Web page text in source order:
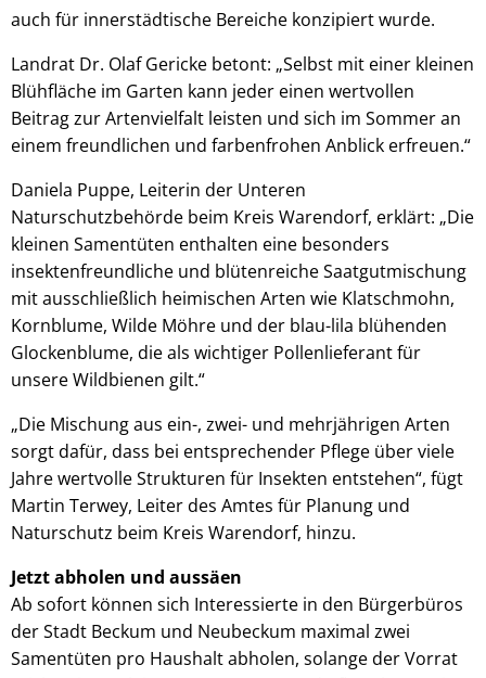
auch für innerstädtische Bereiche konzipiert wurde.
Landrat Dr. Olaf Gericke betont: „Selbst mit einer kleinen
Blühfläche im Garten kann jeder einen wertvollen
Beitrag zur Artenvielfalt leisten und sich im Sommer an
einem freundlichen und farbenfrohen Anblick erfreuen.“
Daniela Puppe, Leiterin der Unteren
Naturschutzbehörde beim Kreis Warendorf, erklärt: „Die
kleinen Samentüten enthalten eine besonders
insektenfreundliche und blütenreiche Saatgutmischung
mit ausschließlich heimischen Arten wie Klatschmohn,
Kornblume, Wilde Möhre und der blau-lila blühenden
Glockenblume, die als wichtiger Pollenlieferant für
unsere Wildbienen gilt.“
„Die Mischung aus ein-, zwei- und mehrjährigen Arten
sorgt dafür, dass bei entsprechender Pflege über viele
Jahre wertvolle Strukturen für Insekten entstehen“, fügt
Martin Terwey, Leiter des Amtes für Planung und
Naturschutz beim Kreis Warendorf, hinzu.
Jetzt abholen und aussäen
Ab sofort können sich Interessierte in den Bürgerbüros
der Stadt Beckum und Neubeckum maximal zwei
Samentüten pro Haushalt abholen, solange der Vorrat